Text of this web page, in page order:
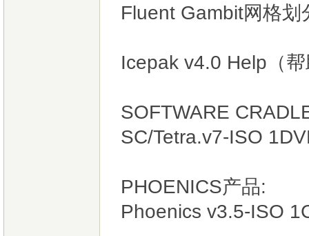
Fluent Gambit网格划
Icepak v4.0 Help（
SOFTWARE
SC/Tetra.v7-ISO
PHOENICS产品:
Phoenics v3.5-ISO